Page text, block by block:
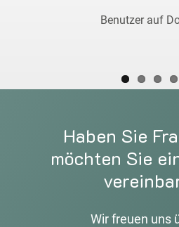
Benutzer auf
Haben Sie
möchten Sie
Wir freuen uns